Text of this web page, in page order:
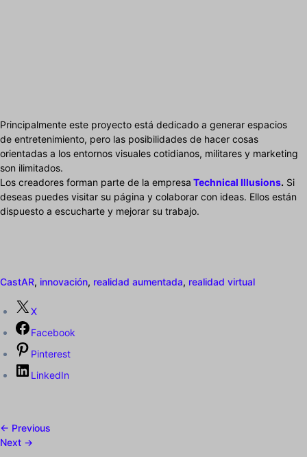
Principalmente este proyecto está dedicado a generar espacios
de entretenimiento, pero las posibilidades de hacer cosas
orientadas a los entornos visuales cotidianos, militares y marketing
son ilimitados.
Los creadores forman parte de la empresa Technical Illusions. Si
deseas puedes visitar su página y colaborar con ideas. Ellos están
dispuesto a escucharte y mejorar su trabajo.
CastAR, innovación, realidad aumentada, realidad virtual
X
Facebook
Pinterest
LinkedIn
← Previous
Next →